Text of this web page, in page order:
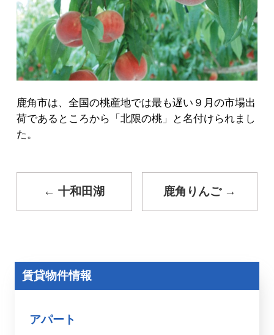
鹿角市は、全国の桃産地では最も遅い９月の市場出
荷であるところから「北限の桃」と名付けられまし
た。
← 十和田湖 鹿角りんご →
賃貸物件情報
アパート